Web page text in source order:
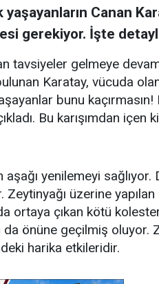
Canan
gerekiyor. İşte
tavsiyeler gelmeye
Karatay, vücuda
bunu kaçırmasın!
Bu karışımdan içen
yenilemeyi sağlıyor.
üzerine
ortaya çıkan kötü
da önüne geçilmiş oluyor.
harika etkileridir.